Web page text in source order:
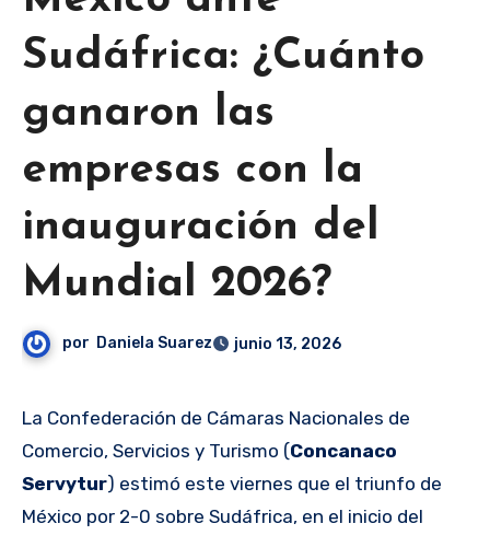
Sudáfrica: ¿Cuánto
ganaron las
empresas con la
inauguración del
Mundial 2026?
por Daniela Suarez junio 13, 2026
La Confederación de Cámaras Nacionales de
Comercio, Servicios y Turismo (Concanaco
Servytur) estimó este viernes que el triunfo de
México por 2-0 sobre Sudáfrica, en el inicio del